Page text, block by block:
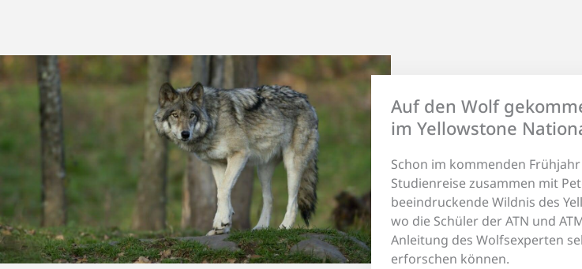
Auf den Wolf
im Yellowstone
Schon im kommenden
Studienreise zusammen mit
beeindruckende Wildnis des
wo die Schüler der ATN und
Anleitung des Wolfsexperten
erforschen können.